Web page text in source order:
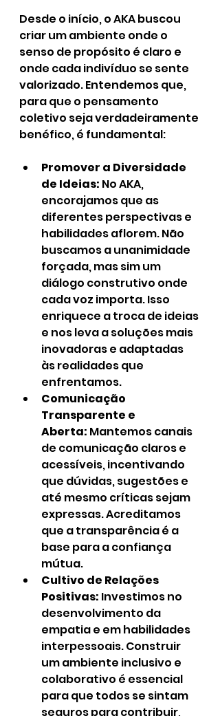
Desde o início, o AKA buscou
criar um ambiente onde o
senso de propósito é claro e
onde cada indivíduo se sente
valorizado. Entendemos que,
para que o pensamento
coletivo seja verdadeiramente
benéfico, é fundamental:
Promover a Diversidade
de Ideias: No AKA,
encorajamos que as
diferentes perspectivas e
habilidades aflorem. Não
buscamos a unanimidade
forçada, mas sim um
diálogo construtivo onde
cada voz importa. Isso
enriquece a troca de ideias
e nos leva a soluções mais
inovadoras e adaptadas
às realidades que
enfrentamos.
Comunicação
Transparente e
Aberta: Mantemos canais
de comunicação claros e
acessíveis, incentivando
que dúvidas, sugestões e
até mesmo críticas sejam
expressas. Acreditamos
que a transparência é a
base para a confiança
mútua.
Cultivo de Relações
Positivas: Investimos no
desenvolvimento da
empatia e em habilidades
interpessoais. Construir
um ambiente inclusivo e
colaborativo é essencial
para que todos se sintam
seguros para contribuir,